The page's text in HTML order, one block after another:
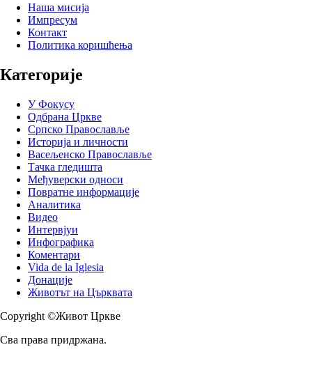
Наша мисија
Импресум
Контакт
Политика коришћења
Категорије
У Фокусу
Одбрана Цркве
Српско Православље
Историја и личности
Васељенско Православље
Тачка гледишта
Међуверски односи
Повратне информације
Аналитика
Видео
Интервјуи
Инфографика
Коментари
Vida de la Iglesia
Донације
Животът на Църквата
Copyright ©Живот Цркве
Сва права придржана.